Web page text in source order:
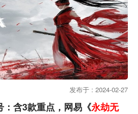
发布于 : 2024-02-27
含3款重点，网易《永劫无